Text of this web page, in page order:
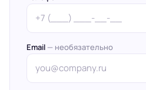
Email — необязательно